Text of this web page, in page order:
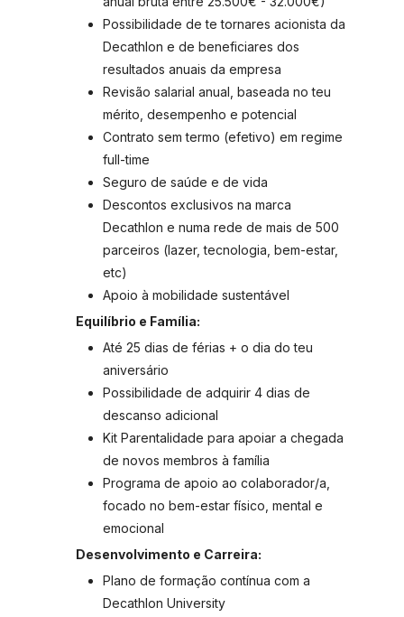
Possibilidade de te tornares acionista da
Decathlon e de beneficiares dos
resultados anuais da empresa
Revisão salarial anual, baseada no teu
mérito, desempenho e potencial
Contrato sem termo (efetivo) em regime
full-time
Seguro de saúde e de vida
Descontos exclusivos na marca
Decathlon e numa rede de mais de 500
parceiros (lazer, tecnologia, bem-estar,
etc)
Apoio à mobilidade sustentável
Equilíbrio e Família:
Até 25 dias de férias + o dia do teu
aniversário
Possibilidade de adquirir 4 dias de
descanso adicional
Kit Parentalidade para apoiar a chegada
de novos membros à família
Programa de apoio ao colaborador/a,
focado no bem-estar físico, mental e
emocional
Desenvolvimento e Carreira:
Plano de formação contínua com a
Decathlon University